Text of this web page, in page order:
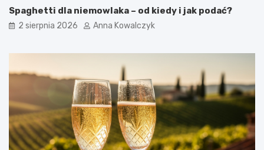
Spaghetti dla niemowlaka – od kiedy i jak podać?
2 sierpnia 2026 Anna Kowalczyk